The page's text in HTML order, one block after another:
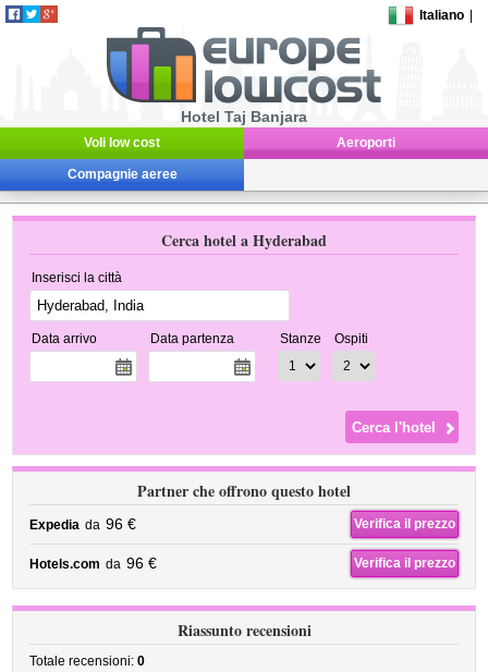
Italiano
Hotel Taj Banjara
Voli low cost Aeroporti
Compagnie aeree
Cerca hotel a Hyderabad
Inserisci la città
Data arrivo Data partenza Stanze Ospiti
Partner che offrono questo hotel
Expedia da 96 € Verifica il prezzo
Hotels.com da 96 € Verifica il prezzo
Riassunto recensioni
Totale recensioni:0